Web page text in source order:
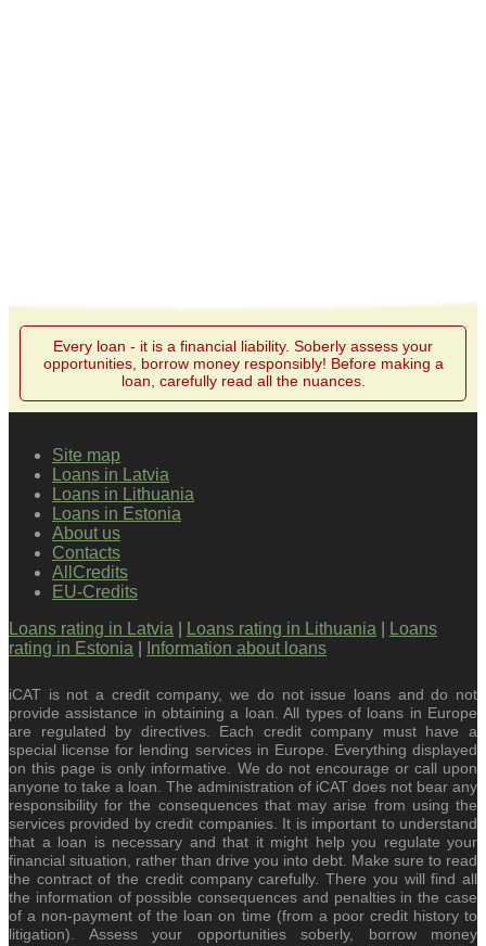
Every loan - it is a financial liability. Soberly assess your
opportunities, borrow money responsibly! Before making a
loan, carefully read all the nuances.
Site map
Loans in Latvia
Loans in Lithuania
Loans in Estonia
About us
Contacts
AllCredits
EU-Credits
Loans rating in Latvia
Loans rating in Lithuania
Loans
rating in Estonia
Information about loans
iCAT is not a credit company, we do not issue loans and do not
provide assistance in obtaining a loan. All types of loans in Europe
are regulated by directives. Each credit company must have a
special license for lending services in Europe. Everything displayed
on this page is only informative. We do not encourage or call upon
anyone to take a loan. The administration of iCAT does not bear any
responsibility for the consequences that may arise from using the
services provided by credit companies. It is important to understand
that a loan is necessary and that it might help you regulate your
financial situation, rather than drive you into debt. Make sure to read
the contract of the credit company carefully. There you will find all
the information of possible consequences and penalties in the case
of a non-payment of the loan on time (from a poor credit history to
litigation). Assess your opportunities soberly, borrow money